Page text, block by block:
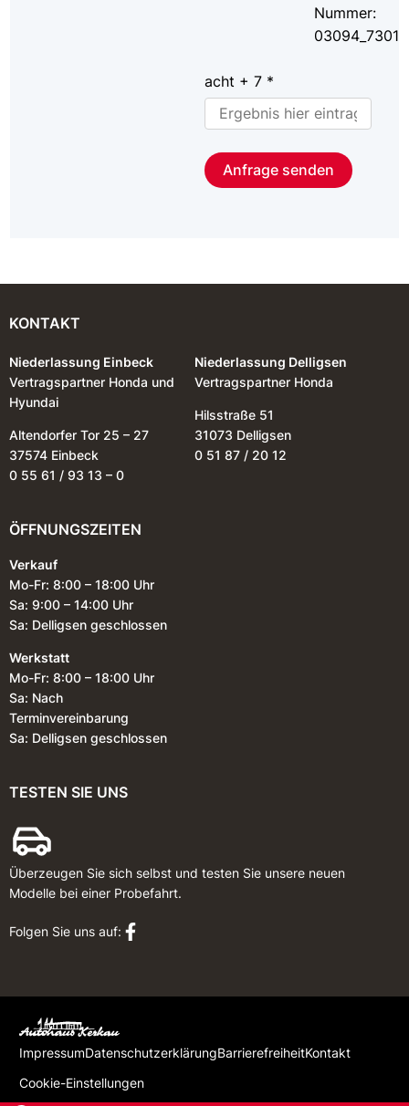
Nummer:
03094_7301
acht + 7 *
Anfrage senden
KONTAKT
Niederlassung Einbeck
Vertragspartner Honda und
Hyundai
Altendorfer Tor 25 – 27
37574 Einbeck
0 55 61 / 93 13 – 0
Niederlassung Delligsen
Vertragspartner Honda
Hilsstraße 51
31073 Delligsen
0 51 87 / 20 12
ÖFFNUNGSZEITEN
Verkauf
Mo-Fr: 8:00 – 18:00 Uhr
Sa: 9:00 – 14:00 Uhr
Sa: Delligsen geschlossen
Werkstatt
Mo-Fr: 8:00 – 18:00 Uhr
Sa: Nach
Terminvereinbarung
Sa: Delligsen geschlossen
TESTEN SIE UNS
Überzeugen Sie sich selbst und testen Sie unsere neuen
Modelle bei einer Probefahrt.
Folgen Sie uns auf:
ImpressumDatenschutzerklärungBarrierefreiheitKontakt
Cookie-Einstellungen